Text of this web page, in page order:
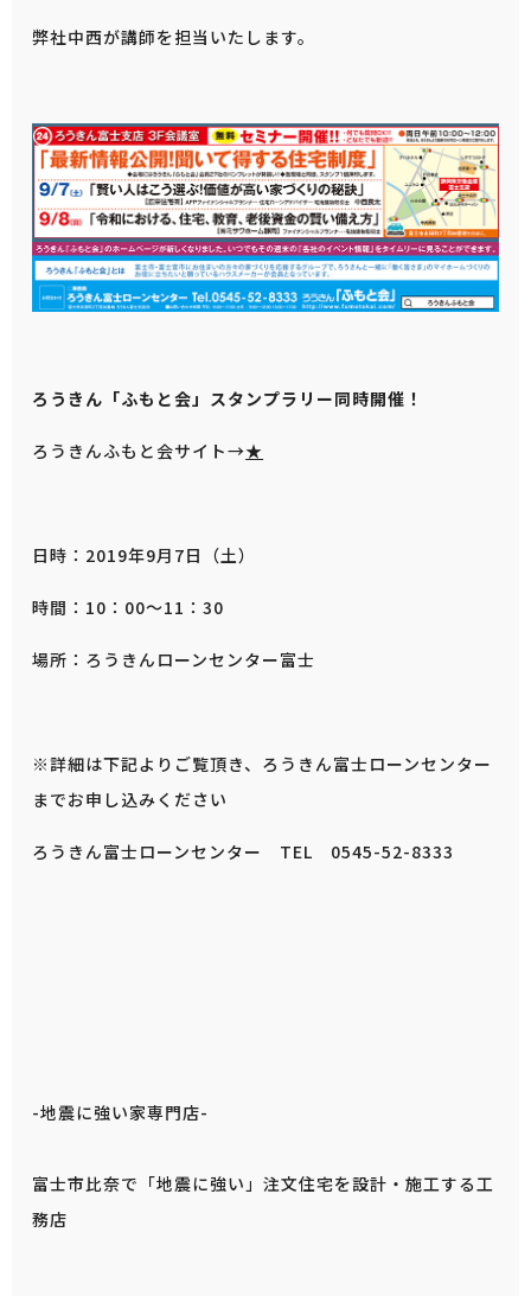
弊社中西が講師を担当いたします。
ろうきん「ふもと会」スタンプラリー同時開催！
ろうきんふもと会サイト→★
日時：2019年9月7日（土）
時間：10：00～11：30
場所：ろうきんローンセンター富士
※詳細は下記よりご覧頂き、ろうきん富士ローンセンター
までお申し込みください
ろうきん富士ローンセンター TEL 0545-52-8333
-地震に強い家専門店-
富士市比奈で「地震に強い」注文住宅を設計・施工する工
務店